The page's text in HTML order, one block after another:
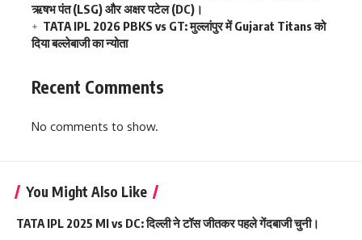
ऋषभ पंत (LSG) और अक्षर पटेल (DC)।
TATA IPL 2026 PBKS vs GT: मुल्लांपुर में Gujarat Titans को
दिया बल्लेबाजी का न्योता
Recent Comments
No comments to show.
You Might Also Like
TATA IPL 2025 MI vs DC: दिल्ली ने टॉस जीतकर पहले गेंदबाजी चुनी।